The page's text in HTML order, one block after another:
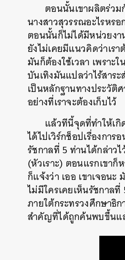
ตอนนั้นเขาผลิตร่วม
นางสาวสุวรรณอะไรหร
ตอนนั้นก็ไม่ได้มีหน่วยง
ยังไม่เคยมีแนวคิดว่าเ
มันก็ต้องใช้เวลา เพรา
บันเทิงมันแปลว่าไร้สาร
เป็นหลักฐานทางประวัติ
อย่างที่เราจะต้องเก็บไว้
แล้วทีนี้จุดที่ทำให้เ
ได้ไปเวิร์กช็อปเรื่องกา
รัชกาลที่ 5 ท่านได้กล่าว
(หัวเราะ) ตอนแรกเขา
ก็แจ้งว่า เออ เขาเจอน
ไม่มีใครเคยเห็นรัชกาล
ภายใต้กระทรวงศึกษาธิ
สำคัญที่ได้ถูกค้นพบขึ้นแ